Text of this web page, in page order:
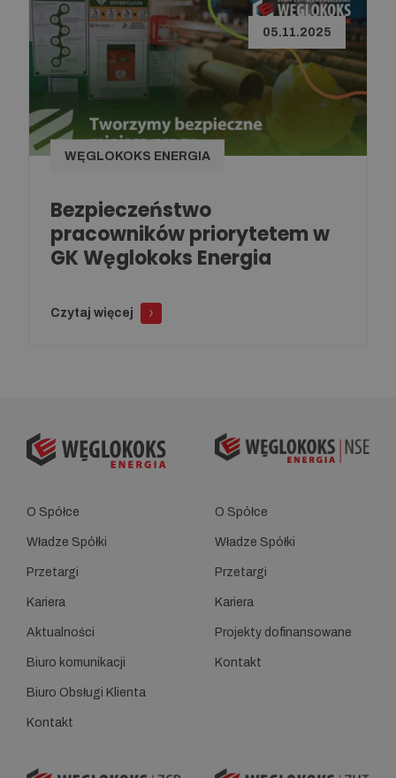
05.11.2025
WĘGLOKOKS ENERGIA
Bezpieczeństwo
pracowników priorytetem w
GK Węglokoks Energia
Czytaj więcej
O Spółce
Władze Spółki
Przetargi
Kariera
Aktualności
Biuro komunikacji
Biuro Obsługi Klienta
Kontakt
O Spółce
Władze Spółki
Przetargi
Kariera
Projekty dofinansowane
Kontakt